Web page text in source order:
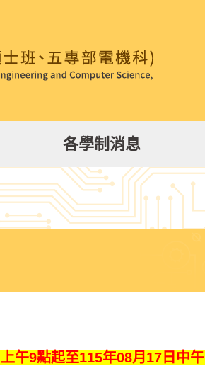
各學制消息
午9點起至115年08月17日中